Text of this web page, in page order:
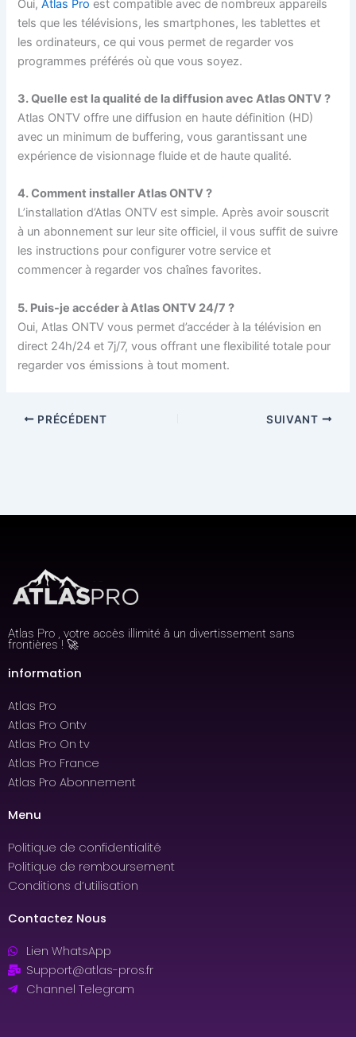
Oui,Atlas Pro est compatible avec de nombreux appareils
tels que les télévisions, les smartphones, les tablettes et
les ordinateurs, ce qui vous permet de regarder vos
programmes préférés où que vous soyez.
3. Quelle est la qualité de la diffusion avec Atlas ONTV ?
Atlas ONTV offre une diffusion en haute définition (HD)
avec un minimum de buffering, vous garantissant une
expérience de visionnage fluide et de haute qualité.
4. Comment installer Atlas ONTV ?
L’installation d’Atlas ONTV est simple. Après avoir souscrit
à un abonnement sur leur site officiel, il vous suffit de suivre
les instructions pour configurer votre service et
commencer à regarder vos chaînes favorites.
5. Puis-je accéder à Atlas ONTV 24/7 ?
Oui, Atlas ONTV vous permet d’accéder à la télévision en
direct 24h/24 et 7j/7, vous offrant une flexibilité totale pour
regarder vos émissions à tout moment.
PRÉCÉDENT SUIVANT
Atlas Pro , votre accès illimité à un divertissement sans
frontières ! 🚀
information
Atlas Pro
Atlas Pro Ontv
Atlas Pro On tv
Atlas Pro France
Atlas Pro Abonnement
Menu
Politique de confidentialité
Politique de remboursement
Conditions d’utilisation
Contactez Nous
Lien WhatsApp
Support@atlas-pros.fr
Channel Telegram